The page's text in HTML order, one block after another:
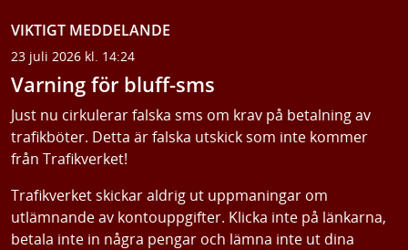
VIKTIGT MEDDELANDE
23 juli 2026 kl. 14:24
Varning för bluff-sms
Just nu cirkulerar falska sms om krav på betalning av
trafikböter. Detta är falska utskick som inte kommer
från Trafikverket!
Trafikverket skickar aldrig ut uppmaningar om
utlämnande av kontouppgifter. Klicka inte på länkarna,
betala inte in några pengar och lämna inte ut dina